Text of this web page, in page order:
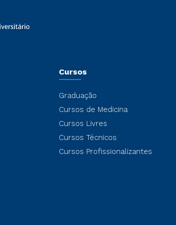
Cursos
Graduação
Cursos de Medicina
Cursos Livres
Cursos Técnicos
Cursos Profissionalizantes